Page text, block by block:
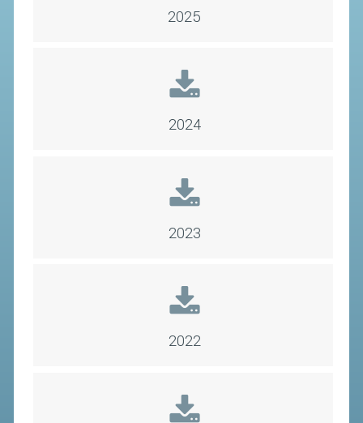
2025
2024
2023
2022
CIRCOLARI
RICHIESTA PATROCINIO
REGOLAMENTI
PROVVEDIMENTI
ORGANI DI GIUSTIZIA FEDERALE
CTF – PALABADMINTON
SCHEDE ATLETI